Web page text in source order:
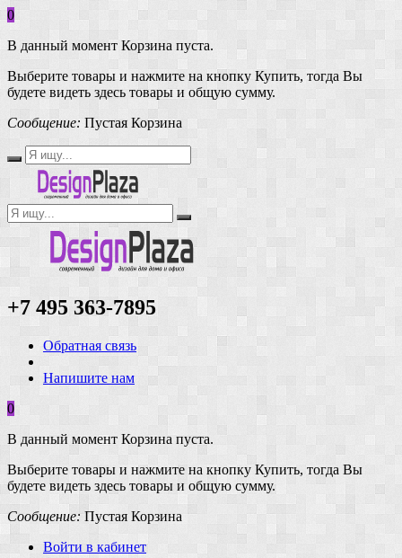
0
В данный момент Корзина пуста.
Выберите товары и нажмите на кнопку Купить, тогда Вы
будете видеть здесь товары и общую сумму.
Сообщение: Пустая Корзина
+7 495 363-7895
Обратная связь
Напишите нам
0
В данный момент Корзина пуста.
Выберите товары и нажмите на кнопку Купить, тогда Вы
будете видеть здесь товары и общую сумму.
Сообщение: Пустая Корзина
Войти в кабинет